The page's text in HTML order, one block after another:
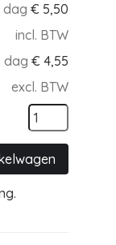
dag € 5,50
incl. BTW
dag € 4,55
excl. BTW